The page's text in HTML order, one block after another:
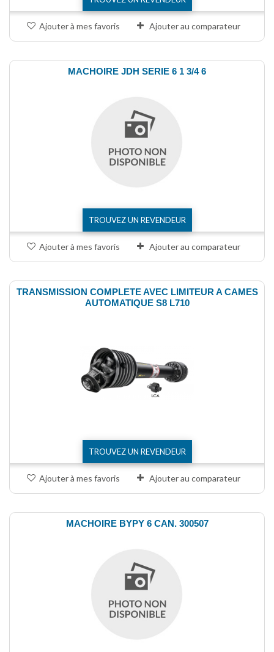
Ajouter à mes favoris Ajouter au comparateur
MACHOIRE JDH SERIE 6 1 3/4 6
TROUVEZ UN REVENDEUR
Ajouter à mes favoris Ajouter au comparateur
TRANSMISSION COMPLETE AVEC LIMITEUR A CAMES
AUTOMATIQUE S8 L710
TROUVEZ UN REVENDEUR
Ajouter à mes favoris Ajouter au comparateur
MACHOIRE BYPY 6 CAN. 300507